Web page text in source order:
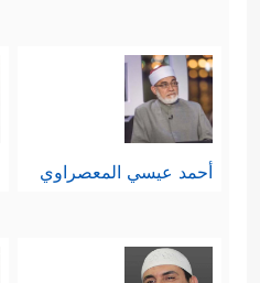
أحمد عيسي المعصراوي